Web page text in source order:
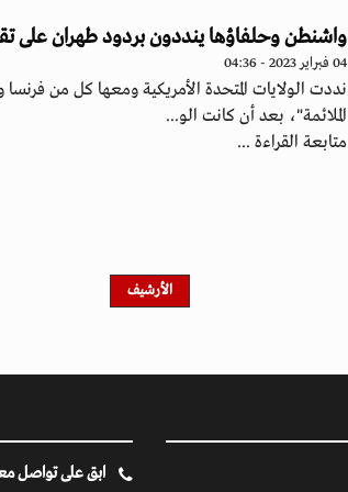
واشنطن وحلفاؤها ينددون بردود طهران على
04 فبراير 2023 - 04:36
نددت الولايات المتحدة الأمريكية ومعها كل من فرنسا
الملائمة"، بعد أن كانت الو...
متابعة القراءة ...
الأرشيف
ابق على تواصل